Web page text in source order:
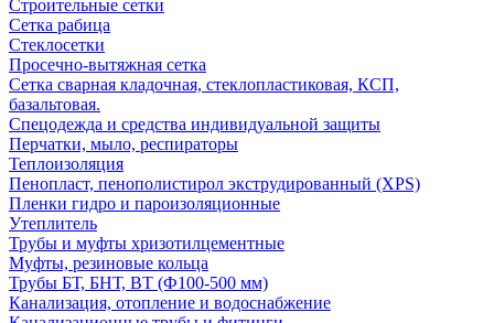
Строительные сетки
Сетка рабица
Стеклосетки
Просечно-вытяжная сетка
Сетка сварная кладочная, стеклопластиковая, КСП,
базальтовая.
Спецодежда и средства индивидуальной защиты
Перчатки, мыло, респираторы
Теплоизоляция
Пенопласт, пенополистирол экструдированный (XPS)
Пленки гидро и пароизоляционные
Утеплитель
Трубы и муфты хризотилцементные
Муфты, резиновые кольца
Трубы БТ, БНТ, ВТ (Ф100-500 мм)
Канализация, отопление и водоснабжение